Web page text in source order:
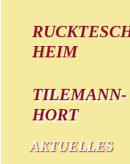
HEIM
TILEMANN-
HORT
AKTUELLES